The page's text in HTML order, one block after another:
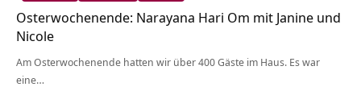
Osterwochenende: Narayana Hari Om mit Janine und
Nicole
Am Osterwochenende hatten wir über 400 Gäste im Haus. Es war
eine…